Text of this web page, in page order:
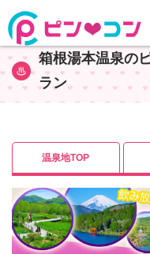
箱根湯本温泉の
ラン
温泉地TOP